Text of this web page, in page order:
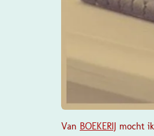
Van BOEKERIJ mocht